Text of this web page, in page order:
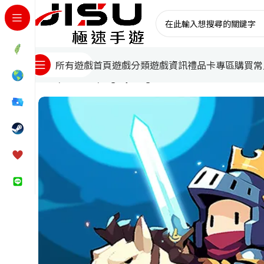
所有遊戲首頁遊戲分類遊戲資訊禮品卡專區購買
首頁